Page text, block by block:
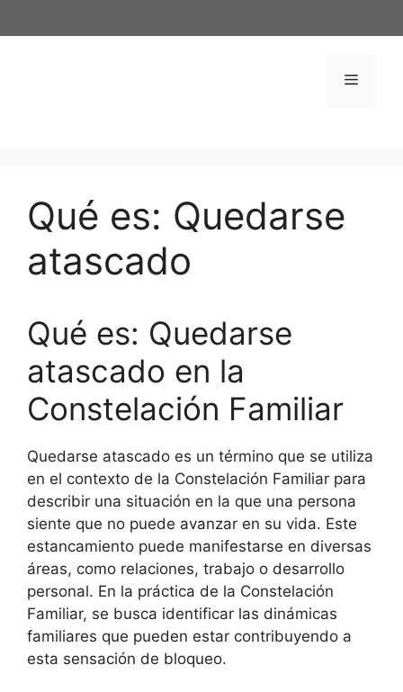
al
Menú
Qué es: Quedarse
atascado
Qué es: Quedarse
atascado en la
Constelación Familiar
Quedarse atascado es un término que se utiliza
en el contexto de la Constelación Familiar para
describir una situación en la que una persona
siente que no puede avanzar en su vida. Este
estancamiento puede manifestarse en diversas
áreas, como relaciones, trabajo o desarrollo
personal. En la práctica de la Constelación
Familiar, se busca identificar las dinámicas
familiares que pueden estar contribuyendo a
esta sensación de bloqueo.